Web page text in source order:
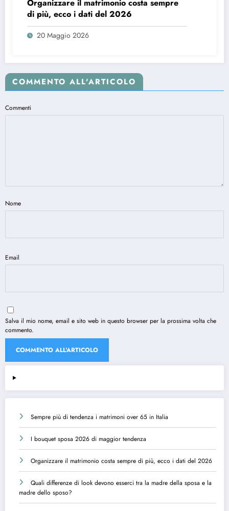
Organizzare il matrimonio costa sempre
di più, ecco i dati del 2026
20 Maggio 2026
COMMENTO ALL'ARTICOLO
Commenti
Nome
Email
Salva il mio nome, email e sito web in questo browser per la prossima volta che
commento.
Sempre più di tendenza i matrimoni over 65 in Italia
I bouquet sposa 2026 di maggior tendenza
Organizzare il matrimonio costa sempre di più, ecco i dati del 2026
Quali differenze di look devono esserci tra la madre della sposa e la
madre dello sposo?